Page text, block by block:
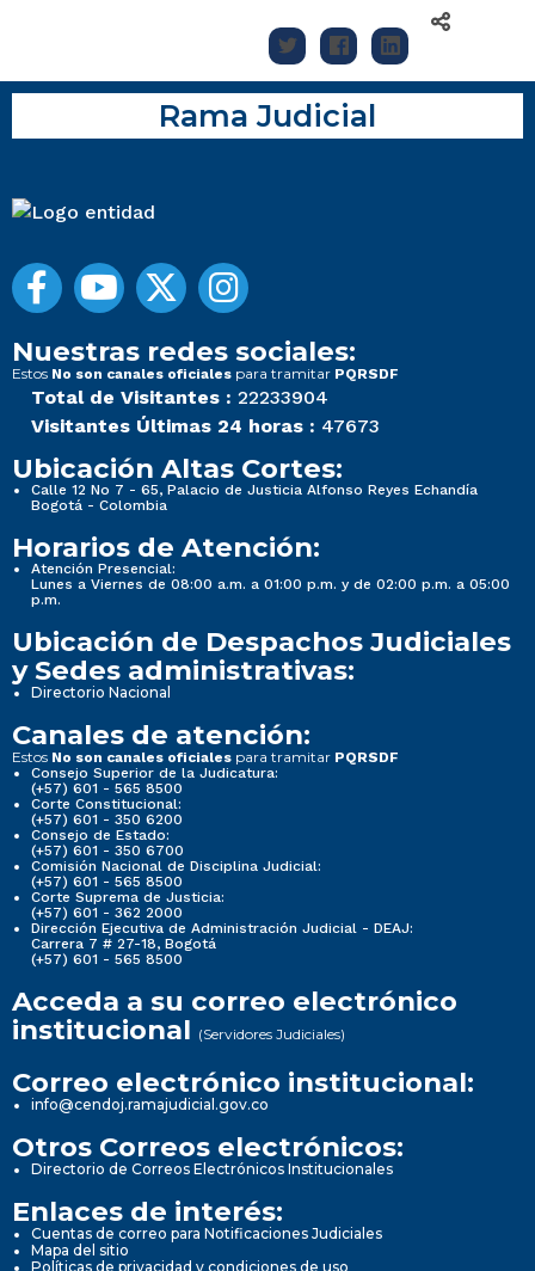
Rama Judicial
Nuestras redes sociales:
Estos No son canales oficiales para tramitar PQRSDF
Total de Visitantes : 22233904
Visitantes Últimas 24 horas : 47673
Ubicación Altas Cortes:
Calle 12 No 7 - 65, Palacio de Justicia Alfonso Reyes Echandía
Bogotá - Colombia
Horarios de Atención:
Atención Presencial:
Lunes a Viernes de 08:00 a.m. a 01:00 p.m. y de 02:00 p.m. a 05:00
p.m.
Ubicación de Despachos Judiciales
y Sedes administrativas:
Directorio Nacional
Canales de atención:
Estos No son canales oficiales para tramitar PQRSDF
Consejo Superior de la Judicatura:
(+57) 601 - 565 8500
Corte Constitucional:
(+57) 601 - 350 6200
Consejo de Estado:
(+57) 601 - 350 6700
Comisión Nacional de Disciplina Judicial:
(+57) 601 - 565 8500
Corte Suprema de Justicia:
(+57) 601 - 362 2000
Dirección Ejecutiva de Administración Judicial - DEAJ:
Carrera 7 # 27-18, Bogotá
(+57) 601 - 565 8500
Acceda a su correo electrónico
institucional (Servidores Judiciales)
Correo electrónico institucional:
info@cendoj.ramajudicial.gov.co
Otros Correos electrónicos:
Directorio de Correos Electrónicos Institucionales
Enlaces de interés:
Cuentas de correo para Notificaciones Judiciales
Mapa del sitio
Políticas de privacidad y condiciones de uso